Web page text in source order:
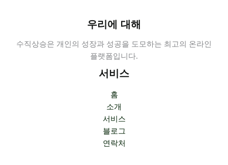
우리에 대해
수직상승은 개인의 성장과 성공을 도모하는 최고의 온라인
플랫폼입니다.
서비스
홈
소개
서비스
블로그
연락처